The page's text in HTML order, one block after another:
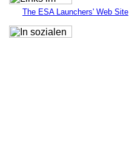
The ESA Launchers' Web Site